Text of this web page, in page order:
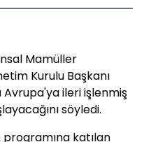
Mamüller
Kurulu Başkanı
Avrupa'ya ileri işlenmiş
söyledi.
programına katılan